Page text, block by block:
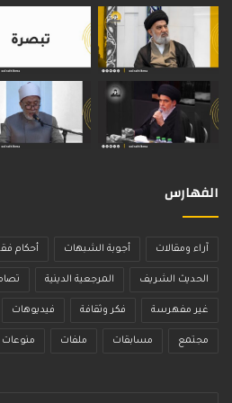
الفهارس
آراء ومقالات أجوبة الشبهات أحكام
الحديث الشريف المرجعية الدينية
غير مفهرسة فكر وثقافة فيديوهات
مجتمع مسابقات ملفات منوعات